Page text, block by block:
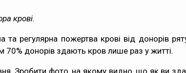
крові.
та регулярна пожертва крові від донорів
70% донорів здають кров лише раз у житті.
Зробити фото, на якому видно, що як ви